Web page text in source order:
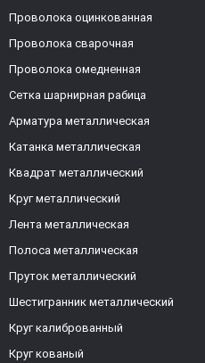
Проволока оцинкованная
Проволока сварочная
Проволока омедненная
Сетка шарнирная рабица
Арматура металлическая
Катанка металлическая
Квадрат металлический
Круг металлический
Лента металлическая
Полоса металлическая
Пруток металлический
Шестигранник металлический
Круг калиброванный
Круг кованый